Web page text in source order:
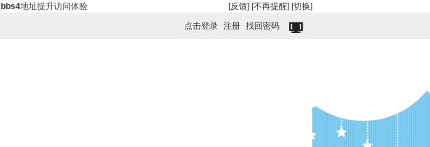
bbs4地址提升访问体验 [反馈] [不再提醒] [切换]
点击登录 注册 找回密码